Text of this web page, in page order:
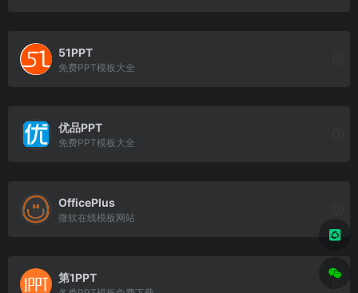
51PPT
免费PPT模板大全
优品PPT
免费PPT模板大全
OfficePlus
微软在线模板网站
第1PPT